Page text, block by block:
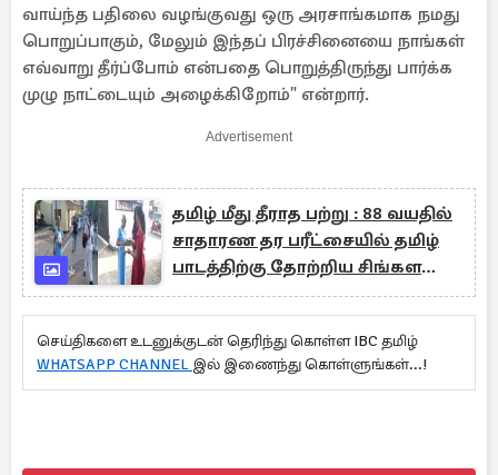
வாய்ந்த பதிலை வழங்குவது ஒரு அரசாங்கமாக நமது
பொறுப்பாகும், மேலும் இந்தப் பிரச்சினையை நாங்கள்
எவ்வாறு தீர்ப்போம் என்பதை பொறுத்திருந்து பார்க்க
முழு நாட்டையும் அழைக்கிறோம்" என்றார்.
Advertisement
தமிழ் மீது தீராத பற்று : 88 வயதில்
சாதாரண தர பரீட்சையில் தமிழ்
பாடத்திற்கு தோற்றிய சிங்கள
பெண்
செய்திகளை உடனுக்குடன் தெரிந்து கொள்ள IBC தமிழ்
WHATSAPP CHANNEL இல் இணைந்து கொள்ளுங்கள்...!